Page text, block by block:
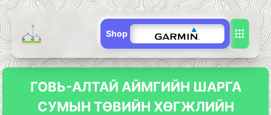
Shop
ГОВЬ-АЛТАЙ АЙМГИЙН ШАРГА
СУМЫН ТӨВИЙН ХӨГЖЛИЙН